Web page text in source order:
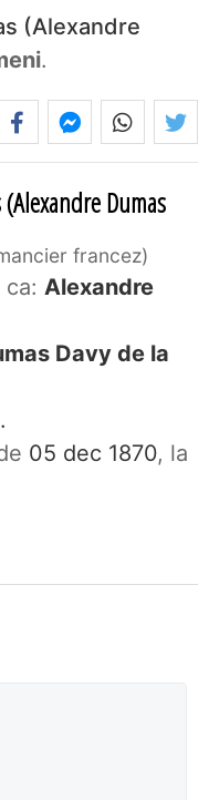
(Alexandre
.
Dumas
francez
Alexandre
Davy de la
05 dec 1870, la